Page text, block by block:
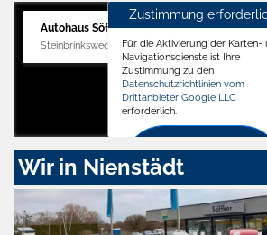
Autohaus Söffker GmbH
Steinbrinksweg 12, 31840 Hessisch Oldendorf
Zustimmung
Für die Aktivierung der Karten-
Navigationsdienste ist Ihre
Zustimmung zu den
Datenschutzrichtlinien vom
Drittanbieter Google LLC
erforderlich.
Zustimmen
aktivieren
Wir in Nienstädt